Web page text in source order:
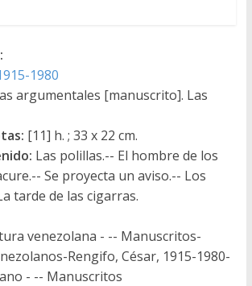
1980
argumentales [manuscrito]. Las
[11] h. ; 33 x 22 cm.
Las polillas.-- El hombre de los
Se proyecta un aviso.-- Los
tarde de las cigarras.
venezolana - -- Manuscritos-
Rengifo, César, 1915-1980-
- -- Manuscritos